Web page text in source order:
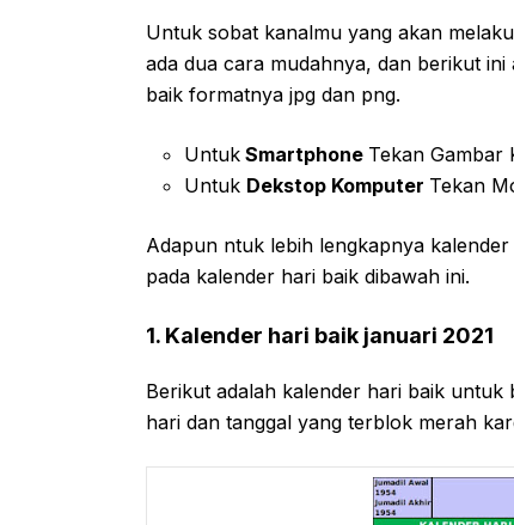
Untuk sobat kanalmu yang akan
ada dua cara mudahnya, dan berikut
baik formatnya jpg dan png.
Untuk Smartphone Tekan Gambar
Untuk Dekstop Komputer Tekan
Adapun ntuk lebih lengkapnya
pada kalender hari baik dibawah ini.
1. Kalender hari baik januari 2021
Berikut adalah kalender hari baik
hari dan tanggal yang terblok merah